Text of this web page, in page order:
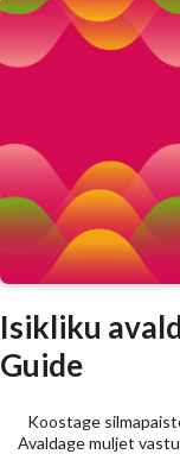
Isikliku
Guide
Koostage
Avaldage muljet